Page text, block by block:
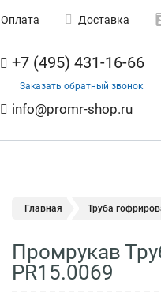
Оплата Доставка
+7 (495) 431-16-66
Заказать обратный звонок
info@promr-shop.ru
Главная Труба
Промрукав
PR15.0069